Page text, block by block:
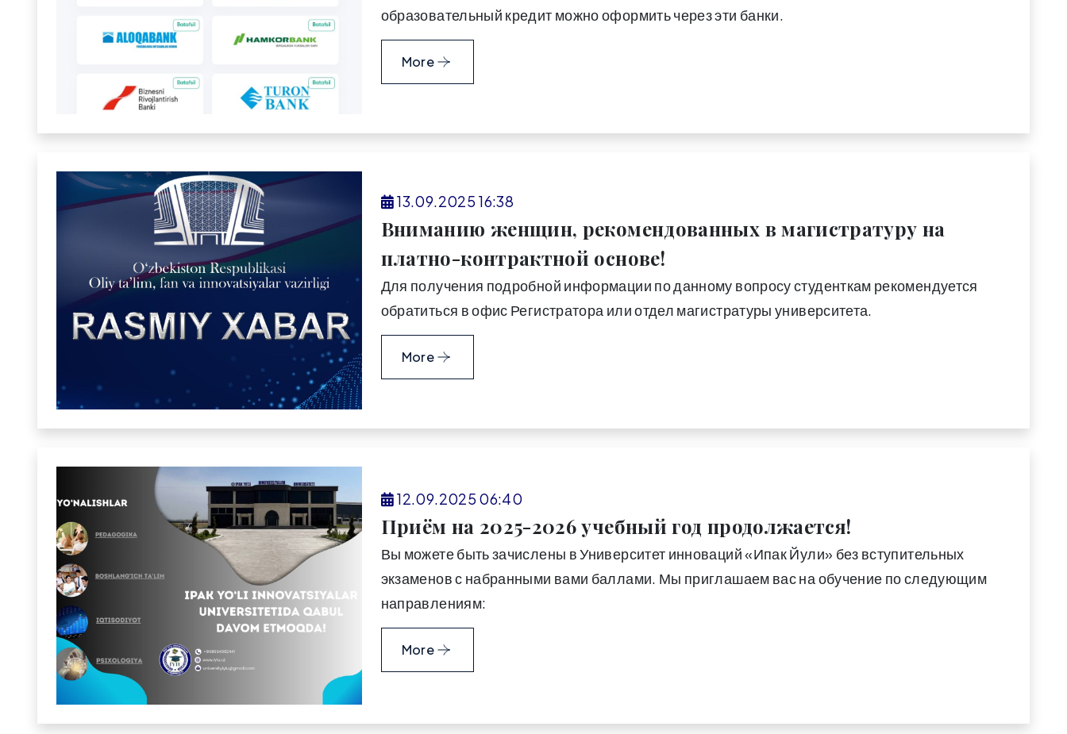
образовательный кредит можно оформить через эти банки.
More
13.09.2025 16:38
Вниманию женщин, рекомендованных в магистратуру на
платно-контрактной основе!
Для получения подробной информации по данному вопросу студенткам рекомендуется
обратиться в офис Регистратора или отдел магистратуры университета.
More
12.09.2025 06:40
Приём на 2025-2026 учебный год продолжается!
Вы можете быть зачислены в Университет инноваций «Ипак Йули» без вступительных
экзаменов с набранными вами баллами. Мы приглашаем вас на обучение по следующим
направлениям:
More